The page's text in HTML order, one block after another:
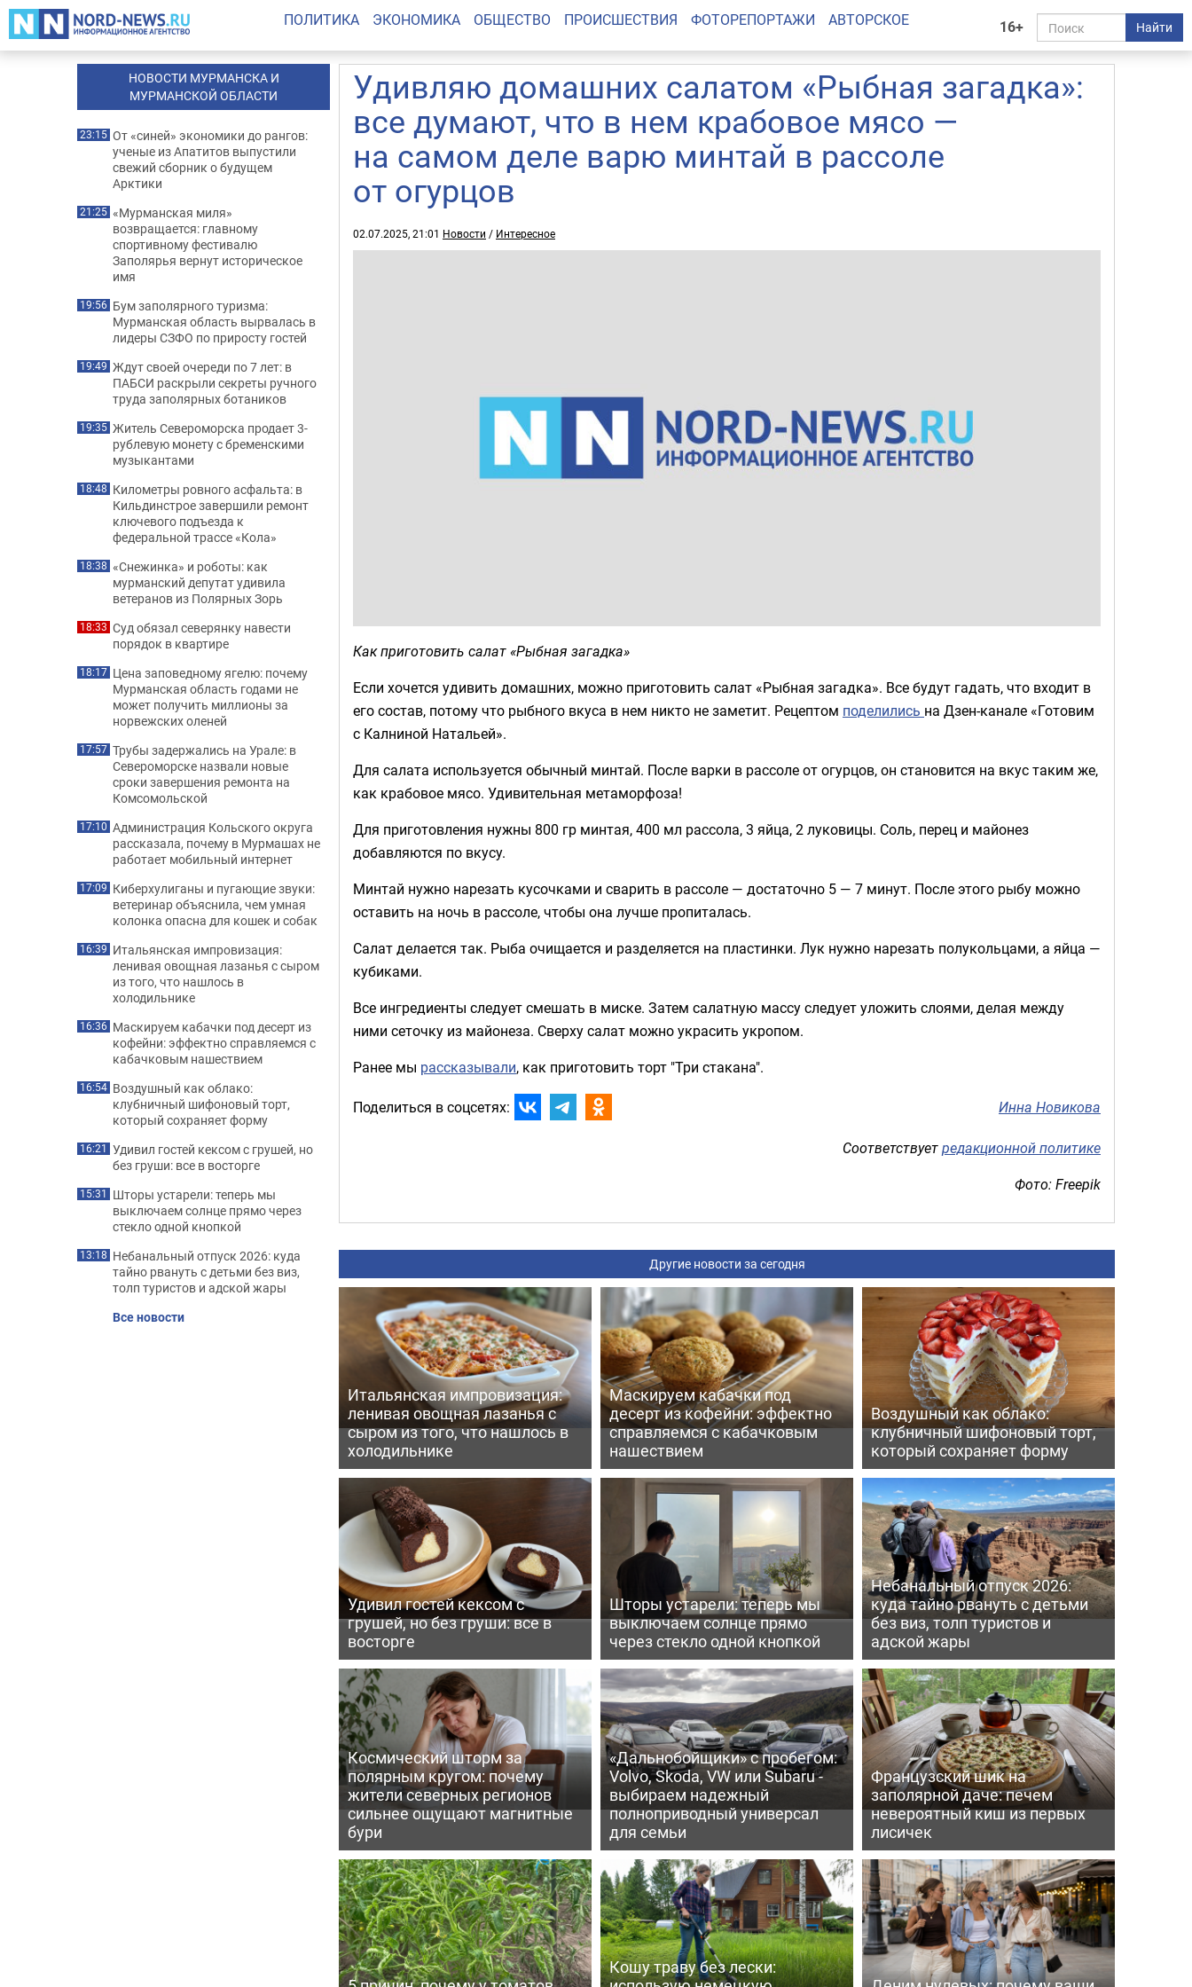
16+ Найти
ПОЛИТИКА ЭКОНОМИКА ОБЩЕСТВО ПРОИСШЕСТВИЯ ФОТОРЕПОРТАЖИ АВТОРСКОЕ
Удивляю домашних салатом «Рыбная загадка»:
все думают, что в нем крабовое мясо —
на самом деле варю минтай в рассоле
от огурцов
02.07.2025, 21:01 Новости / Интересное
Как приготовить салат «Рыбная загадка»
Если хочется удивить домашних, можно приготовить салат «Рыбная загадка». Все будут гадать, что входит в
его состав, потому что рыбного вкуса в нем никто не заметит. Рецептом поделились на Дзен-канале «Готовим
с Калниной Натальей».
Для салата используется обычный минтай. После варки в рассоле от огурцов, он становится на вкус таким же,
как крабовое мясо. Удивительная метаморфоза!
Для приготовления нужны 800 гр минтая, 400 мл рассола, 3 яйца, 2 луковицы. Соль, перец и майонез
добавляются по вкусу.
Минтай нужно нарезать кусочками и сварить в рассоле — достаточно 5 — 7 минут. После этого рыбу можно
оставить на ночь в рассоле, чтобы она лучше пропиталась.
Салат делается так. Рыба очищается и разделяется на пластинки. Лук нужно нарезать полукольцами, а яйца —
кубиками.
Все ингредиенты следует смешать в миске. Затем салатную массу следует уложить слоями, делая между
ними сеточку из майонеза. Сверху салат можно украсить укропом.
Ранее мы рассказывали, как приготовить торт "Три стакана".
Поделиться в соцсетях: Инна Новикова
Соответствуетредакционной политике
Фото: Freepik
Другие новости за сегодня
Итальянская импровизация:
ленивая овощная лазанья с
сыром из того, что нашлось в
холодильнике
Маскируем кабачки под
десерт из кофейни: эффектно
справляемся с кабачковым
нашествием
Воздушный как облако:
клубничный шифоновый торт,
который сохраняет форму
Удивил гостей кексом с
грушей, но без груши: все в
восторге
Шторы устарели: теперь мы
выключаем солнце прямо
через стекло одной кнопкой
Небанальный отпуск 2026:
куда тайно рвануть с детьми
без виз, толп туристов и
адской жары
Космический шторм за
полярным кругом: почему
жители северных регионов
сильнее ощущают магнитные
бури
«Дальнобойщики» с пробегом:
Volvo, Skoda, VW или Subaru -
выбираем надежный
полноприводный универсал
для семьи
Французский шик на
заполярной даче: печем
невероятный киш из первых
лисичек
Кошу траву без лески:
НОВОСТИ МУРМАНСКА И
МУРМАНСКОЙ ОБЛАСТИ
23:15 От «синей» экономики до рангов:
ученые из Апатитов выпустили
свежий сборник о будущем
Арктики
21:25 «Мурманская миля»
возвращается: главному
спортивному фестивалю
Заполярья вернут историческое
имя
19:56 Бум заполярного туризма:
Мурманская область вырвалась в
лидеры СЗФО по приросту гостей
19:49 Ждут своей очереди по 7 лет: в
ПАБСИ раскрыли секреты ручного
труда заполярных ботаников
19:35 Житель Североморска продает 3-
рублевую монету с бременскими
музыкантами
18:48 Километры ровного асфальта: в
Кильдинстрое завершили ремонт
ключевого подъезда к
федеральной трассе «Кола»
18:38 «Снежинка» и роботы: как
мурманский депутат удивила
ветеранов из Полярных Зорь
18:33 Суд обязал северянку навести
порядок в квартире
18:17 Цена заповедному ягелю: почему
Мурманская область годами не
может получить миллионы за
норвежских оленей
17:57 Трубы задержались на Урале: в
Североморске назвали новые
сроки завершения ремонта на
Комсомольской
17:10 Администрация Кольского округа
рассказала, почему в Мурмашах не
работает мобильный интернет
17:09 Киберхулиганы и пугающие звуки:
ветеринар объяснила, чем умная
колонка опасна для кошек и собак
16:39 Итальянская импровизация:
ленивая овощная лазанья с сыром
из того, что нашлось в
холодильнике
16:36 Маскируем кабачки под десерт из
кофейни: эффектно справляемся с
кабачковым нашествием
16:54 Воздушный как облако:
клубничный шифоновый торт,
который сохраняет форму
16:21 Удивил гостей кексом с грушей, но
без груши: все в восторге
15:31 Шторы устарели: теперь мы
выключаем солнце прямо через
стекло одной кнопкой
13:18 Небанальный отпуск 2026: куда
тайно рвануть с детьми без виз,
толп туристов и адской жары
Все новости